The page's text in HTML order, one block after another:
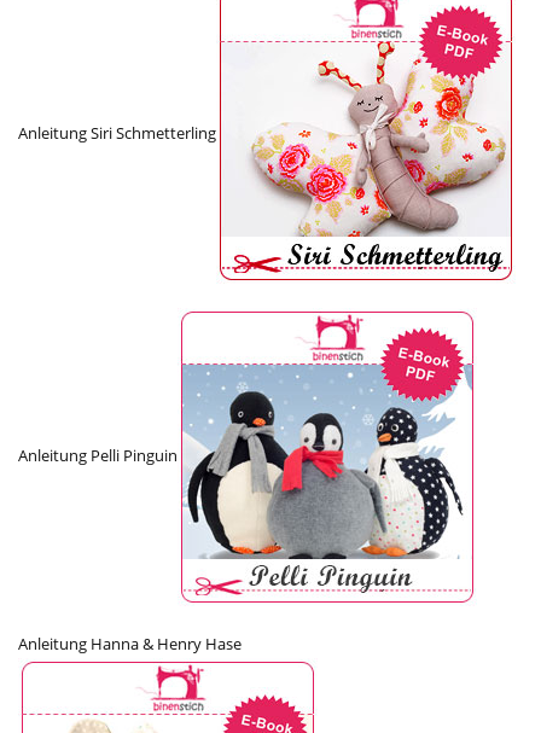
Anleitung Siri Schmetterling
Anleitung Pelli Pinguin
Anleitung Hanna & Henry Hase